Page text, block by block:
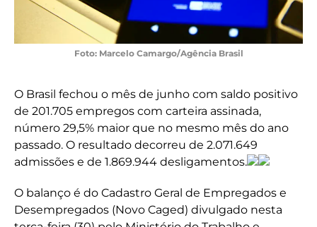
Foto: Marcelo Camargo/Agência Brasil
O Brasil fechou o mês de junho com saldo positivo
de 201.705 empregos com carteira assinada,
número 29,5% maior que no mesmo mês do ano
passado. O resultado decorreu de 2.071.649
admissões e de 1.869.944 desligamentos.
O balanço é do Cadastro Geral de Empregados e
Desempregados (Novo Caged) divulgado nesta